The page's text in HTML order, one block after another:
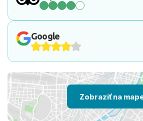
Google
Zobraziť na